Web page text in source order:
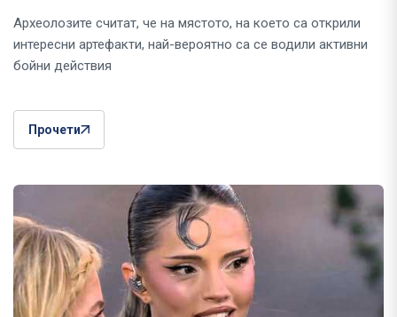
Археолозите считат, че на мястото, на което са открили
интересни артефакти, най-вероятно са се водили активни
бойни действия
Прочети